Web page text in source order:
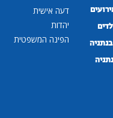
דעה אישית
יהדות
הפינה המשפטית